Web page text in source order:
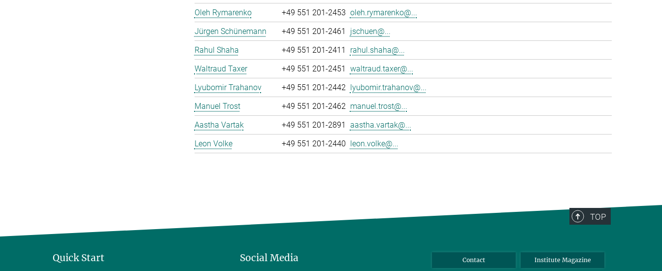
Oleh Rymarenko
+49 551 201-2453 oleh.rymarenko@...
Jürgen Schünemann
+49 551 201-2461
jschuen@...
Rahul Shaha
+49 551 201-2411
rahul.shaha@...
Waltraud Taxer
+49 551 201-2451
waltraud.taxer@...
Lyubomir Trahanov
+49 551 201-2442 lyubomir.trahanov@...
Manuel Trost
+49 551 201-2462 manuel.trost@...
Aastha Vartak
+49 551 201-2891
aastha.vartak@...
Leon Volke
+49 551 201-2440 leon.volke@...
TOP
Quick Start Social Media Contact Institute Magazine